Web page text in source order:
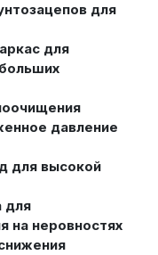
для
для
давление
для высокой
для
на неровностях